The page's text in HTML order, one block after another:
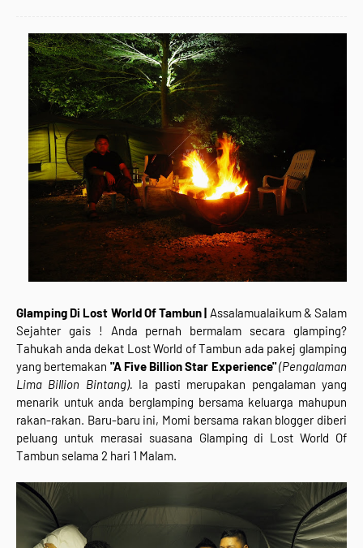
Glamping Di Lost World Of Tambun | Assalamualaikum & Salam
Sejahter gais ! Anda pernah bermalam secara glamping?
Tahukah anda dekat Lost World of Tambun ada pakej glamping
yang bertemakan "A Five Billion Star Experience"(Pengalaman
Lima Billion Bintang). Ia pasti merupakan pengalaman yang
menarik untuk anda berglamping bersama keluarga mahupun
rakan-rakan. Baru-baru ini, Momi bersama rakan blogger diberi
peluang untuk merasai suasana Glamping di Lost World Of
Tambun selama 2 hari 1 Malam.